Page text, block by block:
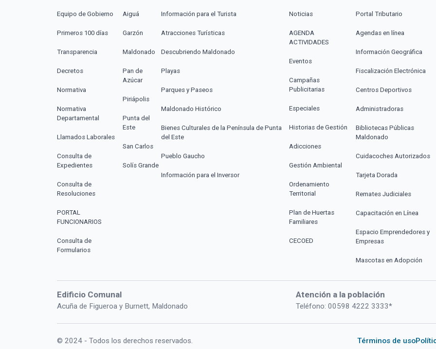
Equipo de Gobierno
Primeros 100 días
Transparencia
Decretos
Normativa
Normativa
Departamental
Llamados Laborales
Consulta de
Expedientes
Consulta de
Resoluciones
PORTAL
FUNCIONARIOS
Consulta de
Formularios
Aiguá
Garzón
Maldonado
Pan de
Azúcar
Piriápolis
Punta del
Este
San Carlos
Solís Grande
Información para el Turista
Atracciones Turísticas
Descubriendo Maldonado
Playas
Parques y Paseos
Maldonado Histórico
Bienes Culturales de la Península de Punta
del Este
Pueblo Gaucho
Información para el Inversor
Noticias
AGENDA
ACTIVIDADES
Eventos
Campañas
Publicitarias
Especiales
Historias de Gestión
Adicciones
Gestión Ambiental
Ordenamiento
Territorial
Plan de Huertas
Familiares
CECOED
Portal Tributario
Agendas en línea
Información Geográfica
Fiscalización Electrónica
Centros Deportivos
Administradoras
Bibliotecas Públicas
Maldonado
Cuidacoches Autorizados
Tarjeta Dorada
Remates Judiciales
Capacitación en Línea
Espacio Emprendedores y
Empresas
Mascotas en Adopción
Edificio Comunal
Acuña de Figueroa y Burnett, Maldonado
Atención a la población
Teléfono: 00598 4222 3333*
© 2024 - Todos los derechos reservados. Términos de uso